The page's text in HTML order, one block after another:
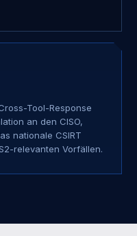
Tool-Response
an den CISO,
nationale CSIRT
relevanten Vorfällen.